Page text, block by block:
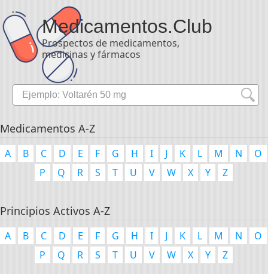
Medicamentos.Club
Prospectos de medicamentos,
medicinas y fármacos
Medicamentos A-Z
A B C D E F G H I J K L M N
O
P
Q R S T U V W X Y Z
Principios Activos A-Z
A B C D E F G H I J K L M N
O
P
Q R S T U V W X Y Z